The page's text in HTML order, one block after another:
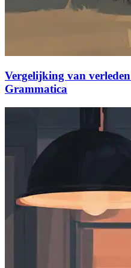
Vergelijking van
Grammatica